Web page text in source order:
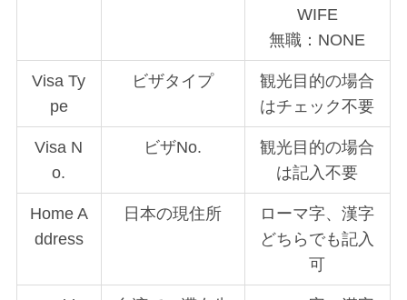
WIFE
無職：NONE
Visa Ty
pe
ビザタイプ
観光目的の場合
はチェック不要
Visa N
o.
ビザNo.
観光目的の場合
は記入不要
Home A
ddress
日本の現住所
ローマ字、漢字
どちらでも記入
可